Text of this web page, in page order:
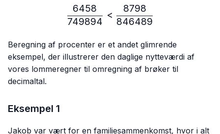
\frac{6458}{749894} <
749894
6458
<
846489
8798
Beregning af procenter er et andet glimrende
eksempel, der illustrerer den daglige nytteværdi af
vores lommeregner til omregning af brøker til
decimaltal.
Eksempel 1
Jakob var vært for en familiesammenkomst, hvor i alt